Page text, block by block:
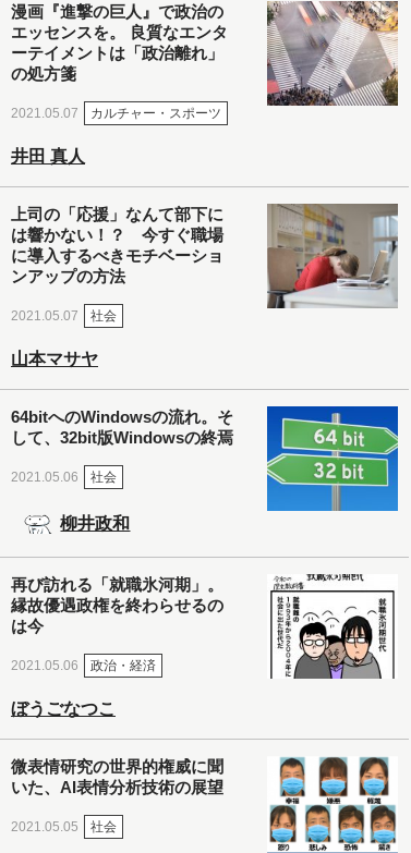
漫画『進撃の巨人』で政治の
エッセンスを。 良質なエンタ
ーテイメントは「政治離れ」
の処方箋
2021.05.07 カルチャー・スポーツ
井田 真人
上司の「応援」なんて部下に
は響かない！？ 今すぐ職場
に導入するべきモチベーショ
ンアップの方法
2021.05.07 社会
山本マサヤ
64bitへのWindowsの流れ。そ
して、32bit版Windowsの終焉
2021.05.06 社会
柳井政和
再び訪れる「就職氷河期」。
縁故優遇政権を終わらせるの
は今
2021.05.06 政治・経済
ぼうごなつこ
微表情研究の世界的権威に聞
いた、AI表情分析技術の展望
2021.05.05 社会